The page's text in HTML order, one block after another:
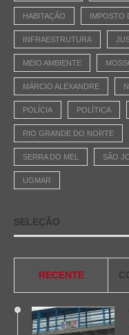
HABITAÇÃO IMPOSTO
INFRAESTRUTURA
MEIO AMBIENTE
MÁRCIO ALEXANDRE
POLÍCIA POLÍTICA
RIO GRANDE DO NORTE
SERRA DO MEL SÃO
UGMAR
SELEÇÃO
RECENTE